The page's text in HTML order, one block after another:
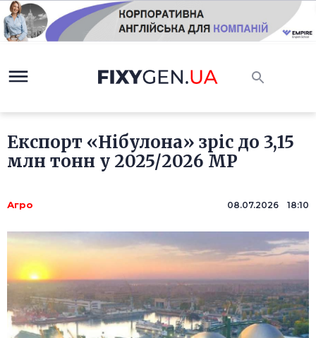
Експорт «Нібулона» зріс до 3,15
млн тонн у 2025/2026 МР
Агро 08.07.2026 18:10